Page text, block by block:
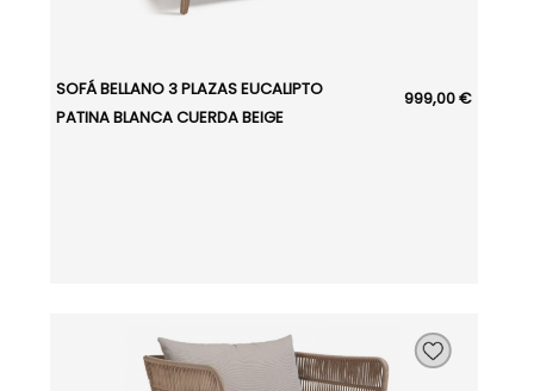
SOFÁ BELLANO 3 PLAZAS EUCALIPTO
PATINA BLANCA CUERDA BEIGE
999,00 €